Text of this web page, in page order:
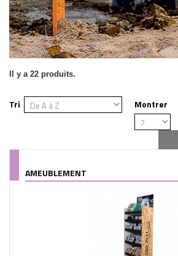
Il y a 22 produits.
Tri Montrer
AMEUBLEMENT